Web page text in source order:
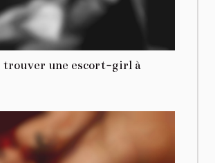
trouver une escort-girl à